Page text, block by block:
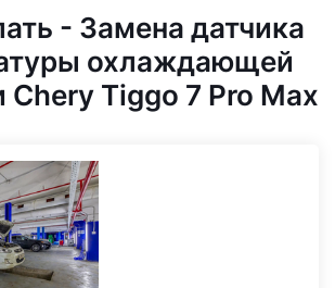
- Замена датчика
охлаждающей
Tiggo 7 Pro Max